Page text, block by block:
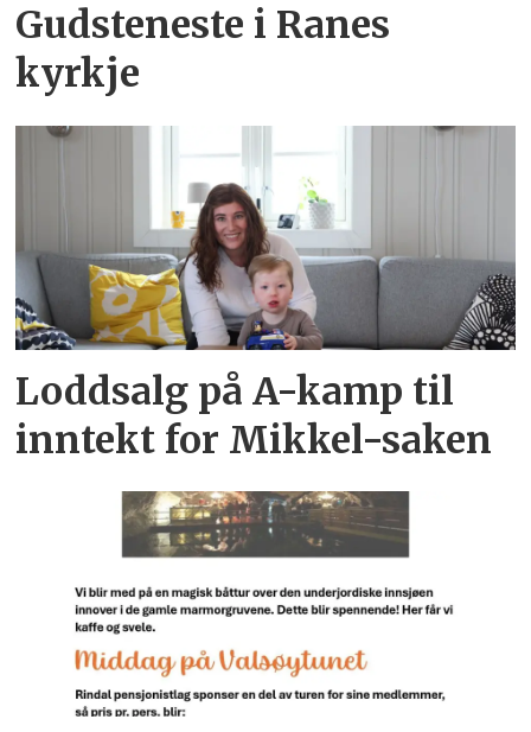
Gudsteneste i Ranes
kyrkje
Loddsalg på A-kamp til
inntekt for Mikkel-saken